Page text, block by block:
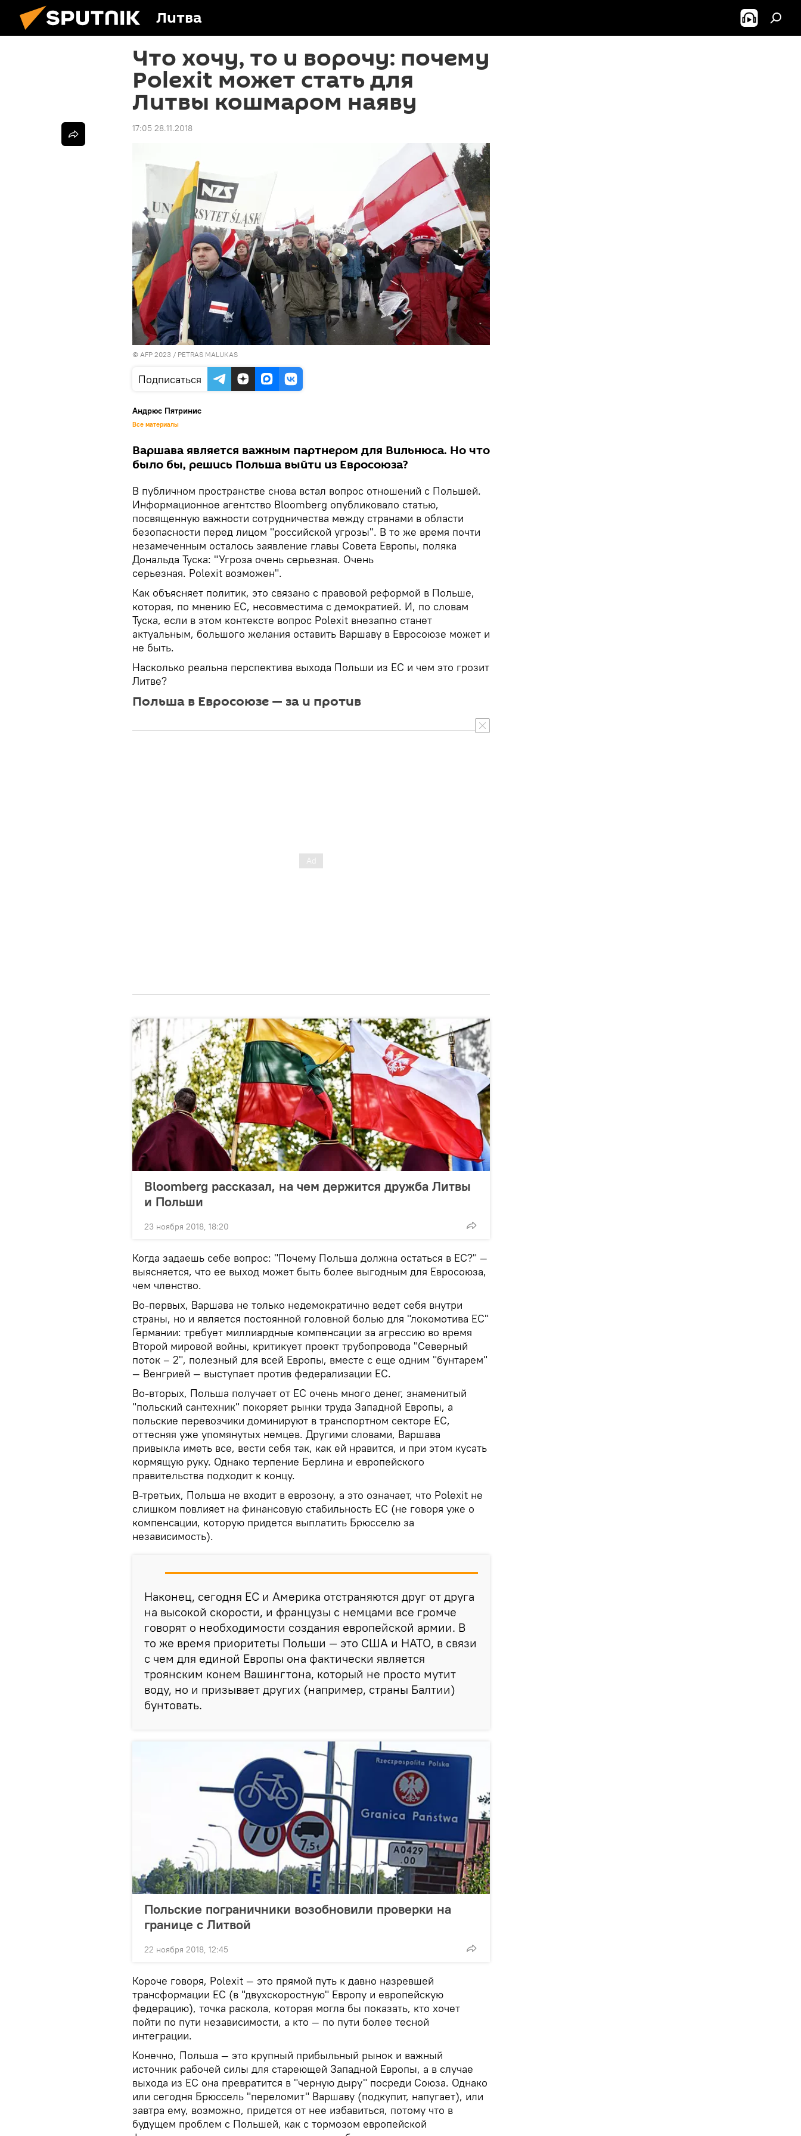
Литва
Что хочу, то и ворочу: почему
Polexit может стать для
Литвы кошмаром наяву
17:05 28.11.2018
© AFP 2023 / PETRAS MALUKAS
Подписаться
Андрюс Пятринис
Все материалы
Варшава является важным партнером для Вильнюса. Но что
было бы, решись Польша выйти из Евросоюза?
В публичном пространстве снова встал вопрос отношений с Польшей.
Информационное агентство Bloomberg опубликовало статью,
посвященную важности сотрудничества между странами в области
безопасности перед лицом "российской угрозы". В то же время почти
незамеченным осталось заявление главы Совета Европы, поляка
Дональда Туска: "Угроза очень серьезная. Очень
серьезная. Polexit возможен".
Как объясняет политик, это связано с правовой реформой в Польше,
которая, по мнению ЕС, несовместима с демократией. И, по словам
Туска, если в этом контексте вопрос Polexit внезапно станет
актуальным, большого желания оставить Варшаву в Евросоюзе может и
не быть.
Насколько реальна перспектива выхода Польши из ЕС и чем это грозит
Литве?
Польша в Евросоюзе — за и против
Bloomberg рассказал, на чем держится дружба Литвы
и Польши
23 ноября 2018, 18:20
Когда задаешь себе вопрос: "Почему Польша должна остаться в ЕС?" —
выясняется, что ее выход может быть более выгодным для Евросоюза,
чем членство.
Во-первых, Варшава не только недемократично ведет себя внутри
страны, но и является постоянной головной болью для "локомотива ЕС"
Германии: требует миллиардные компенсации за агрессию во время
Второй мировой войны, критикует проект трубопровода "Северный
поток – 2", полезный для всей Европы, вместе с еще одним "бунтарем"
— Венгрией — выступает против федерализации ЕС.
Во-вторых, Польша получает от ЕС очень много денег, знаменитый
"польский сантехник" покоряет рынки труда Западной Европы, а
польские перевозчики доминируют в транспортном секторе ЕС,
оттесняя уже упомянутых немцев. Другими словами, Варшава
привыкла иметь все, вести себя так, как ей нравится, и при этом кусать
кормящую руку. Однако терпение Берлина и европейского
правительства подходит к концу.
В-третьих, Польша не входит в еврозону, а это означает, что Polexit не
слишком повлияет на финансовую стабильность ЕС (не говоря уже о
компенсации, которую придется выплатить Брюсселю за
независимость).
Наконец, сегодня ЕС и Америка отстраняются друг от друга
на высокой скорости, и французы с немцами все громче
говорят о необходимости создания европейской армии. В
то же время приоритеты Польши — это США и НАТО, в связи
с чем для единой Европы она фактически является
троянским конем Вашингтона, который не просто мутит
воду, но и призывает других (например, страны Балтии)
бунтовать.
Польские пограничники возобновили проверки на
границе с Литвой
22 ноября 2018, 12:45
Короче говоря, Polexit — это прямой путь к давно назревшей
трансформации ЕС (в "двухскоростную" Европу и европейскую
федерацию), точка раскола, которая могла бы показать, кто хочет
пойти по пути независимости, а кто — по пути более тесной
интеграции.
Конечно, Польша — это крупный прибыльный рынок и важный
источник рабочей силы для стареющей Западной Европы, а в случае
выхода из ЕС она превратится в "черную дыру" посреди Союза. Однако
или сегодня Брюссель "переломит" Варшаву (подкупит, напугает), или
завтра ему, возможно, придется от нее избавиться, потому что в
будущем проблем с Польшей, как с тормозом европейской